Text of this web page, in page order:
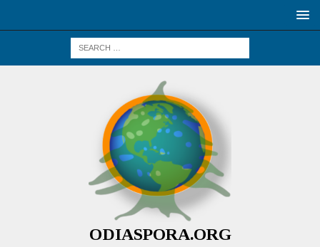
ODIASPORA.ORG